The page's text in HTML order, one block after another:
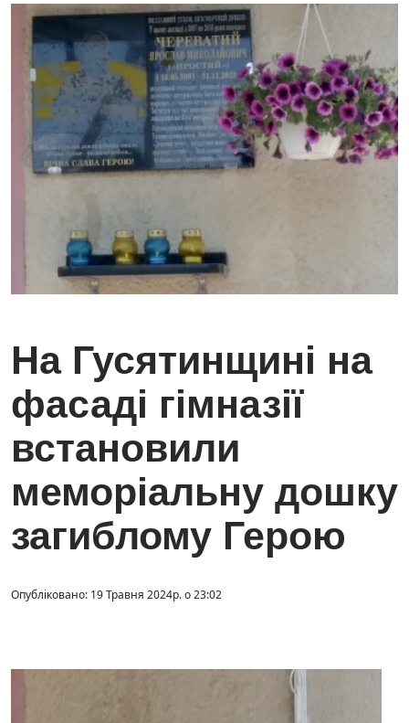
На Гусятинщині на
фасаді гімназії
встановили
меморіальну дошку
загиблому Герою
Опубліковано: 19 Травня 2024р. о 23:02